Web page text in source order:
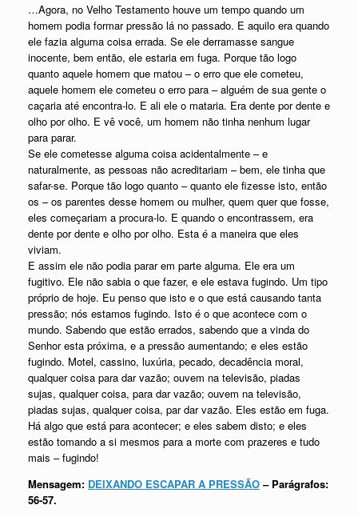
…Agora, no Velho Testamento houve um tempo quando um
homem podia formar pressão lá no passado. E aquilo era quando
ele fazia alguma coisa errada. Se ele derramasse sangue
inocente, bem então, ele estaria em fuga. Porque tão logo
quanto aquele homem que matou – o erro que ele cometeu,
aquele homem ele cometeu o erro para – alguém de sua gente o
caçaria até encontra-lo. E ali ele o mataria. Era dente por dente e
olho por olho. E vê você, um homem não tinha nenhum lugar
para parar.
Se ele cometesse alguma coisa acidentalmente – e
naturalmente, as pessoas não acreditariam – bem, ele tinha que
safar-se. Porque tão logo quanto – quanto ele fizesse isto, então
os – os parentes desse homem ou mulher, quem quer que fosse,
eles começariam a procura-lo. E quando o encontrassem, era
dente por dente e olho por olho. Esta é a maneira que eles
viviam.
E assim ele não podia parar em parte alguma. Ele era um
fugitivo. Ele não sabia o que fazer, e ele estava fugindo. Um tipo
próprio de hoje. Eu penso que isto e o que está causando tanta
pressão; nós estamos fugindo. Isto é o que acontece com o
mundo. Sabendo que estão errados, sabendo que a vinda do
Senhor esta próxima, e a pressão aumentando; e eles estão
fugindo. Motel, cassino, luxúria, pecado, decadência moral,
qualquer coisa para dar vazão; ouvem na televisão, piadas
sujas, qualquer coisa, para dar vazão; ouvem na televisão,
piadas sujas, qualquer coisa, par dar vazão. Eles estão em fuga.
Há algo que está para acontecer; e eles sabem disto; e eles
estão tomando a si mesmos para a morte com prazeres e tudo
mais – fugindo!
Mensagem: DEIXANDO ESCAPAR A PRESSÃO– Parágrafos:
56-57.